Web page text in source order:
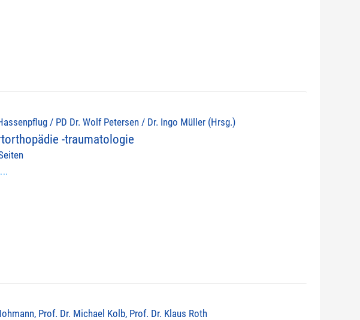
/ PD Dr. Wolf Petersen / Dr. Ingo Müller (Hrsg.)
-traumatologie
Prof. Dr. Michael Kolb, Prof. Dr. Klaus Roth